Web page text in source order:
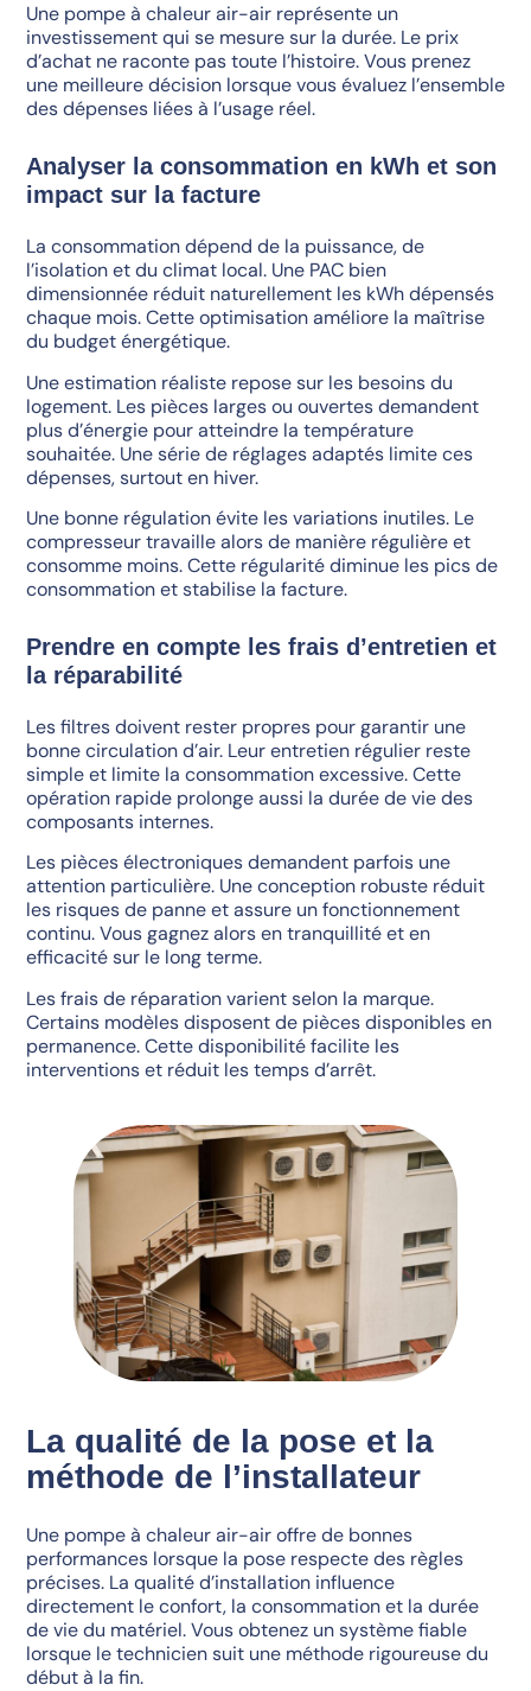
Une pompe à chaleur air-air représente un
investissement qui se mesure sur la durée. Le prix
d’achat ne raconte pas toute l’histoire. Vous prenez
une meilleure décision lorsque vous évaluez l’ensemble
des dépenses liées à l’usage réel.
Analyser la consommation en kWh et son
impact sur la facture
La consommation dépend de la puissance, de
l’isolation et du climat local. Une PAC bien
dimensionnée réduit naturellement les kWh dépensés
chaque mois. Cette optimisation améliore la maîtrise
du budget énergétique.
Une estimation réaliste repose sur les besoins du
logement. Les pièces larges ou ouvertes demandent
plus d’énergie pour atteindre la température
souhaitée. Une série de réglages adaptés limite ces
dépenses, surtout en hiver.
Une bonne régulation évite les variations inutiles. Le
compresseur travaille alors de manière régulière et
consomme moins. Cette régularité diminue les pics de
consommation et stabilise la facture.
Prendre en compte les frais d’entretien et
la réparabilité
Les filtres doivent rester propres pour garantir une
bonne circulation d’air. Leur entretien régulier reste
simple et limite la consommation excessive. Cette
opération rapide prolonge aussi la durée de vie des
composants internes.
Les pièces électroniques demandent parfois une
attention particulière. Une conception robuste réduit
les risques de panne et assure un fonctionnement
continu. Vous gagnez alors en tranquillité et en
efficacité sur le long terme.
Les frais de réparation varient selon la marque.
Certains modèles disposent de pièces disponibles en
permanence. Cette disponibilité facilite les
interventions et réduit les temps d’arrêt.
La qualité de la pose et la
méthode de l’installateur
Une pompe à chaleur air-air offre de bonnes
performances lorsque la pose respecte des règles
précises. La qualité d’installation influence
directement le confort, la consommation et la durée
de vie du matériel. Vous obtenez un système fiable
lorsque le technicien suit une méthode rigoureuse du
début à la fin.